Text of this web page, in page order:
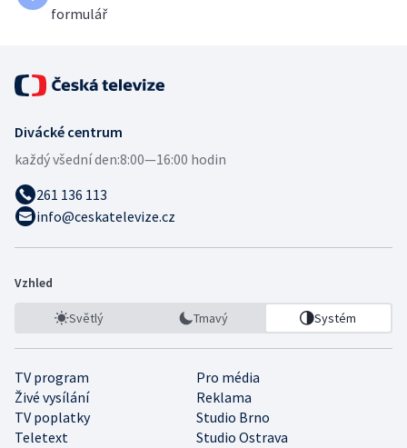
formulář
Divácké centrum
každý všední den:8:00—16:00 hodin
261 136 113
info@ceskatelevize.cz
Vzhled
Světlý Tmavý Systém
TV program
Pro média
Živé vysílání
Reklama
TV poplatky
Studio Brno
Teletext
Studio Ostrava